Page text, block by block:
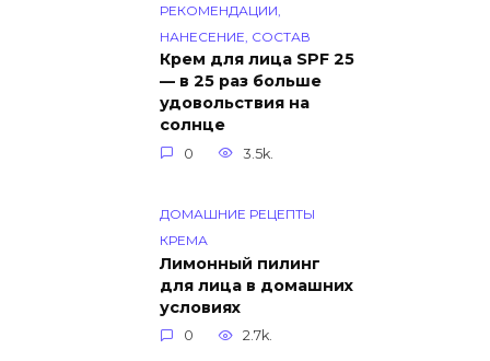
РЕКОМЕНДАЦИИ,
НАНЕСЕНИЕ, СОСТАВ
Крем для лица SPF 25
— в 25 раз больше
удовольствия на
солнце
0 3.5k.
ДОМАШНИЕ РЕЦЕПТЫ
КРЕМА
Лимонный пилинг
для лица в домашних
условиях
0 2.7k.